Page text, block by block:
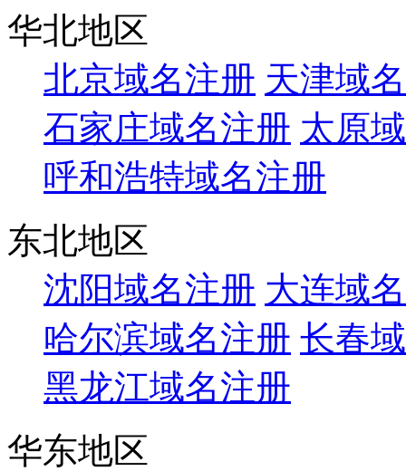
华北地区
北京域名注册 天津域
石家庄域名注册 太原
呼和浩特域名注册
东北地区
沈阳域名注册 大连域
哈尔滨域名注册 长春
黑龙江域名注册
华东地区